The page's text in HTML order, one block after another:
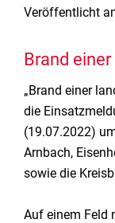
Veröffentlicht
Brand
„Brand einer
die
(19.07.2022)
Arnbach,
sowie die
Auf einem Feld